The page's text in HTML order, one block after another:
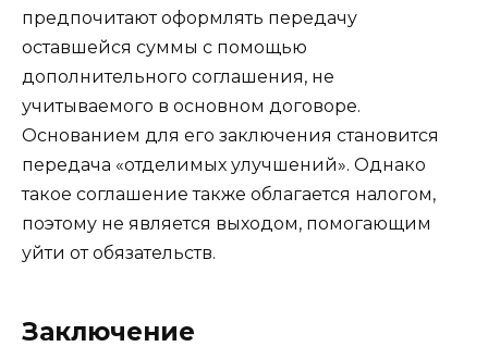
предпочитают оформлять передачу
оставшейся суммы с помощью
дополнительного соглашения, не
учитываемого в основном договоре.
Основанием для его заключения становится
передача «отделимых улучшений». Однако
такое соглашение также облагается налогом,
поэтому не является выходом, помогающим
уйти от обязательств.
Заключение